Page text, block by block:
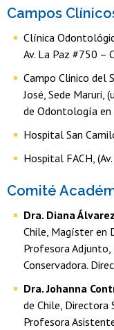
Campos
Clínica
Av. La Paz #750 –
Campo Clinico del
José, Sede Maruri,
de Odontología en
Hospital San
Hospital FACH,
Comité
Dra. Diana
Chile, Magíster en
Profesora
Conservadora.
Dra. Johanna
de Chile, Directora
Profesora